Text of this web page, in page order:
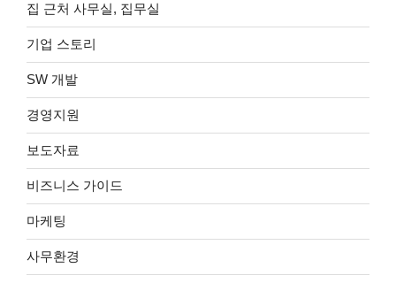
집 근처 사무실, 집무실
기업 스토리
SW 개발
경영지원
보도자료
비즈니스 가이드
마케팅
사무환경